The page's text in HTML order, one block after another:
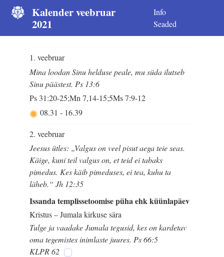
Kalender veebruar
2021
Info
Seaded
1. veebruar
Mina loodan Sinu helduse peale, mu süda ilutseb
Sinu päästest. Ps 13:6
Ps 31:20-25;Mn 7,14-15;5Ms 7:9-12
08.31- 16.39
2. veebruar
Jeesus ütles: „Valgus on veel pisut aega teie seas.
Käige, kuni teil valgus on, et teid ei tabaks
pimedus. Kes käib pimeduses, ei tea, kuhu ta
läheb.“ Jh 12:35
Issanda templissetoomise püha ehk küünlapäev
Kristus – Jumala kirkuse sära
Tulge ja vaadake Jumala tegusid, kes on kardetav
oma tegemistes inimlaste juures. Ps 66:5
KLPR 62